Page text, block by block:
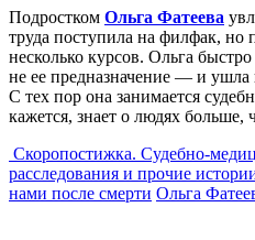
Подростком Ольга Фатеева
труда поступила на филфак, но
несколько курсов. Ольга
не ее предназначение — и
С тех пор она занимается
кажется, знает о людях больше,
Скоропостижка. Судебно-
расследования и прочие
нами после смерти Ольга